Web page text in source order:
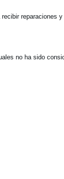
reparaciones
no ha sido